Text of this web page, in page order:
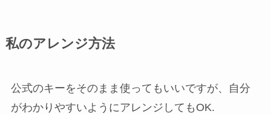
私のアレンジ方法
公式のキーをそのまま使ってもいいですが、自分
がわかりやすいようにアレンジしてもOK.